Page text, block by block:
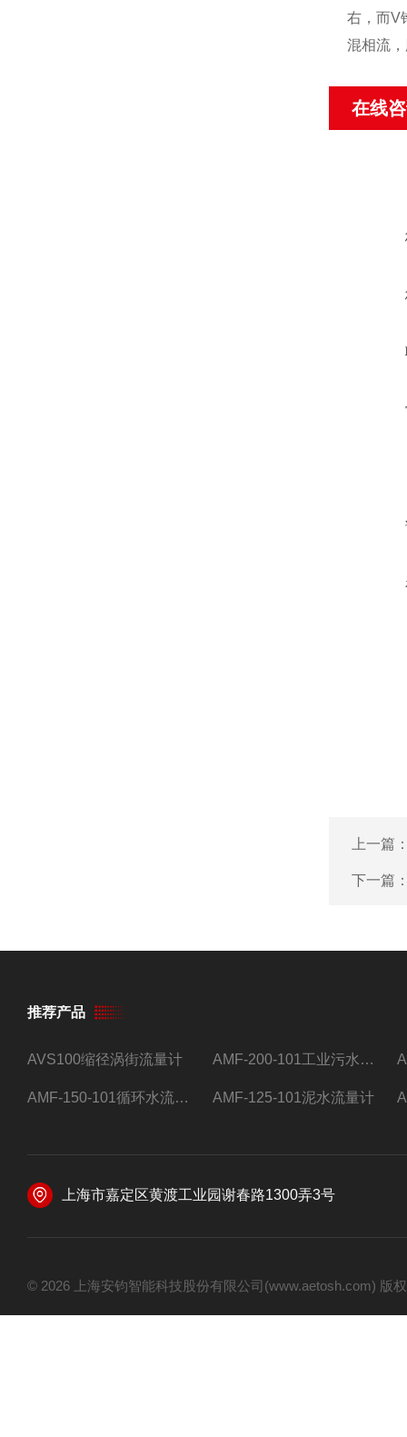
右，而V
混相流
在线
上一篇
下一篇
推荐产品
AVS100缩径涡街流量计 AMF-200-101工业污水流量计
AMF-150-101循环水流量计,电磁流量计 AMF-125-101泥水流量计
上海市嘉定区黄渡工业园谢春路1300弄3号
© 2026 上海安钧智能科技股份有限公司(www.aetosh.com)